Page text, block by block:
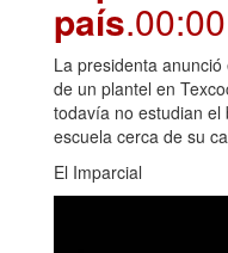
país.00:00
La presidenta
de un plantel en
todavía no estudian
escuela cerca de su
El Imparcial